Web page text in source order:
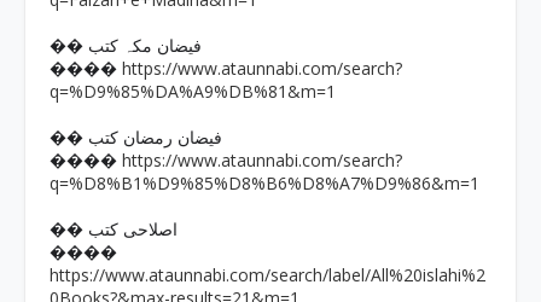
�� فیضان مکہ کتب
���� https://www.ataunnabi.com/search?
q=%D9%85%DA%A9%DB%81&m=1
�� فیضان رمضان کتب
���� https://www.ataunnabi.com/search?
q=%D8%B1%D9%85%D8%B6%D8%A7%D9%86&m=1
�� اصلاحی کتب
����
https://www.ataunnabi.com/search/label/All%20islahi%2